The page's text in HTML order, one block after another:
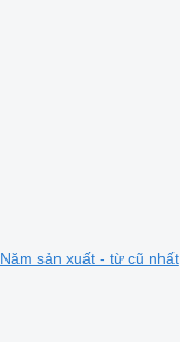
Năm sản xuất - từ cũ nhất